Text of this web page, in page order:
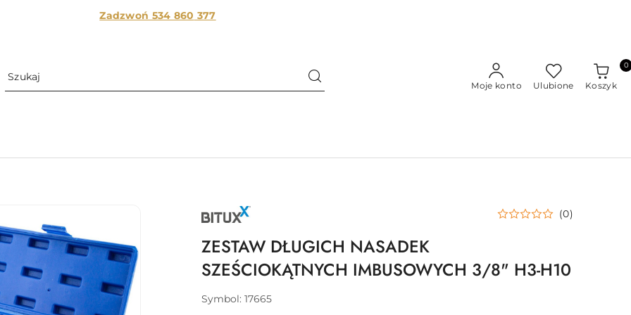
Zadzwoń 534 860 377
Moje konto Ulubione Koszyk
0
NAZWA
PRODUCENTA: (0)
ZESTAW DŁUGICH NASADEK
SZEŚCIOKĄTNYCH IMBUSOWYCH 3/8" H3-H10
Symbol: 17665